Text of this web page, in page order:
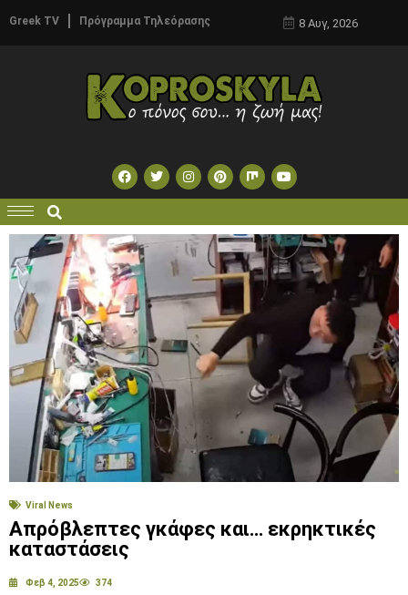
Greek TV Πρόγραμμα Τηλεόρασης 8 Αυγ, 2026
Viral News
Απρόβλεπτες γκάφες και… εκρηκτικές
καταστάσεις
Φεβ 4, 2025 374